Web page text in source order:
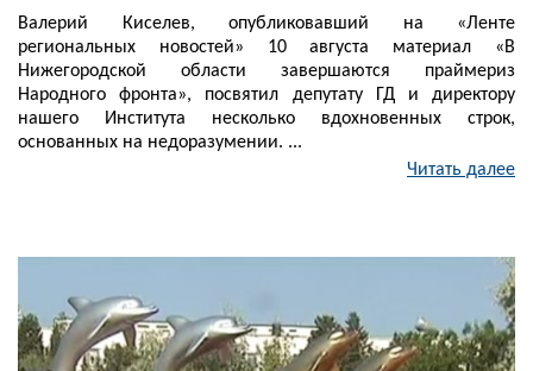
Валерий Киселев, опубликовавший на «Ленте
региональных новостей» 10 августа материал «В
Нижегородской области завершаются праймериз
Народного фронта», посвятил депутату ГД и директору
нашего Института несколько вдохновенных строк,
основанных на недоразумении. ...
Читать далее